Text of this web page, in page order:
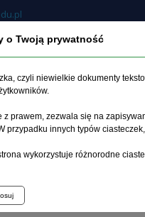
O czasopiśmie
Strona główna >
o Twoją prywatność
czyli niewielkie dokumenty
z prawem, zezwala się na
przypadku innych typów
wykorzystuje różnorodne